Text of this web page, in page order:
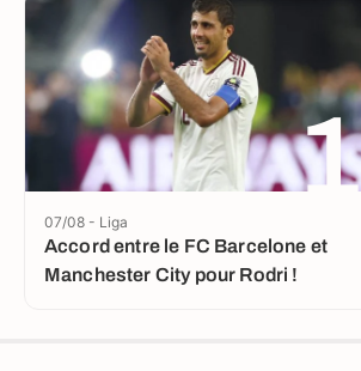
1
Accord entre le FC Barcelone et
Manchester City pour Rodri !
07/08 - Liga